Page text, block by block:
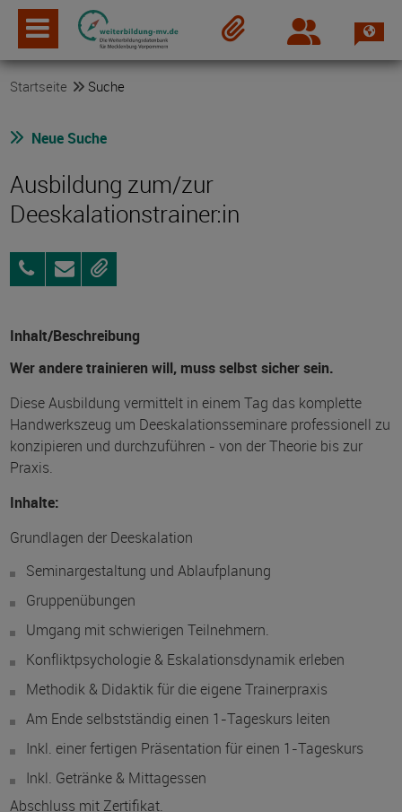
Login
Startseite Suche
Neue Suche
Ausbildung zum/zur
Deeskalationstrainer:in
01603857919
AnfragenMerken
Inhalt/Beschreibung
Wer andere trainieren will, muss selbst sicher sein.
Diese Ausbildung vermittelt in einem Tag das komplette
Handwerkszeug um Deeskalationsseminare professionell zu
konzipieren und durchzuführen - von der Theorie bis zur
Praxis.
Inhalte:
Grundlagen der Deeskalation
Seminargestaltung und Ablaufplanung
Gruppenübungen
Umgang mit schwierigen Teilnehmern.
Konfliktpsychologie & Eskalationsdynamik erleben
Methodik & Didaktik für die eigene Trainerpraxis
Am Ende selbstständig einen 1-Tageskurs leiten
Inkl. einer fertigen Präsentation für einen 1-Tageskurs
Inkl. Getränke & Mittagessen
Abschluss mit Zertifikat.